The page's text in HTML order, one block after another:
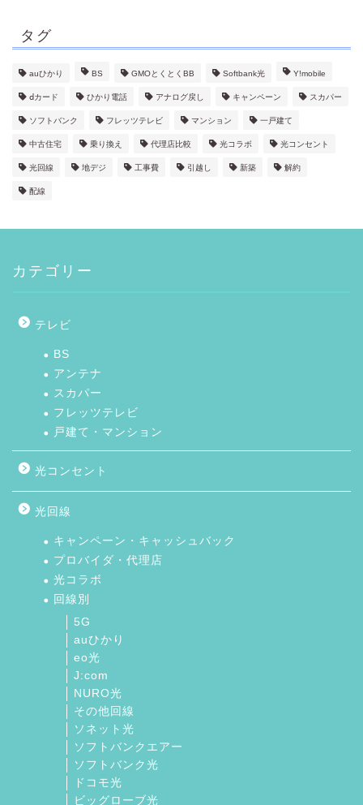
タグ
auひかり BS GMOとくとくBB Softbank光 Y!mobile
ⅾカード ひかり電話 アナログ戻し キャンペーン スカパー
ソフトバンク フレッツテレビ マンション 一戸建て
中古住宅 乗り換え 代理店比較 光コラボ 光コンセント
光回線 地デジ 工事費 引越し 新築 解約
配線
カテゴリー
テレビ
BS
アンテナ
スカパー
フレッツテレビ
戸建て・マンション
光コンセント
光回線
キャンペーン・キャッシュバック
プロバイダ・代理店
光コラボ
回線別
5G
auひかり
eo光
J:com
NURO光
その他回線
ソネット光
ソフトバンクエアー
ソフトバンク光
ドコモ光
ビッグローブ光